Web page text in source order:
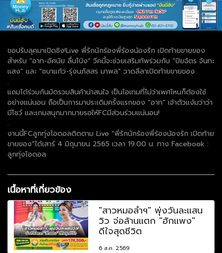
ขอปรับลุคมาเปิดซิง!Live พี่รักนักร้องพี่ร้องน้องรัก เปิดท้ายขายของ
สำหรับ “อาท-อัศนัย ลื่นโป่ง” วีคนี้จะช่วยเสริมทัพร่วมกับ “ปิยฉัตร จันทะ
แสง” และ “ชบาแก้ว-รุ่งนภัสสร มาพล” วาดลีลาเปิดท้ายขายของ
.
แถมได้ร่วมกันมัดรวมสินค้าน่าสนใจ เป็นไอเทมที่ไม่ว่าเพศไหนก็ต้องใช้
อย่างแน่นอน ถือเป็นการมาประเดิมครั้งแรกของ “อาท” เจ้าตัวแง้มว่าว่า
มีโชว์ และเกมสนุกมากมายรอให้FCมีส่วนร่วมแน่นอน!
.
งานนี้FCลูกทุ่งไอดอลติดตาม Live “พี่รักนักร้องพี่ร้องน้องรัก เปิดท้าย
ขายของ”ได้เสาร์ 4 มิถุนายน 2565 เวลา 19.00 น. ทาง Facebook :
ลูกทุ่งไอดอล
เนื้อหาที่เกี่ยวข้อง
"สาวหมอลำฯ" พุ่งวันละแสน
วิว จ่อล้านแตก "ฮักแพง"
ดีใจสุดชีวิต
6 ส.ค. 2569